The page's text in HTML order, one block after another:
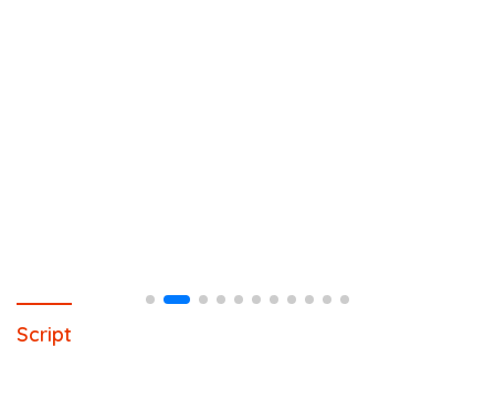
Script